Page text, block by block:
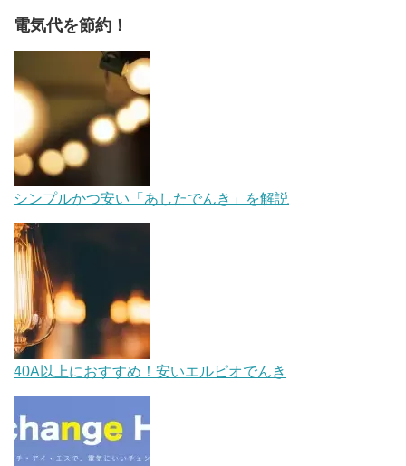
電気代を節約！
シンプルかつ安い「あしたでんき」を解説
40A以上におすすめ！安いエルピオでんき